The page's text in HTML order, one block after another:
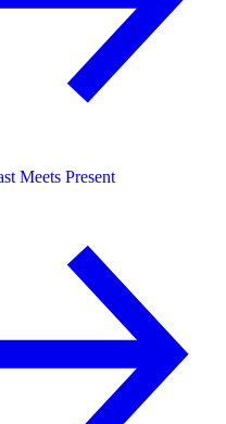
Meets Present